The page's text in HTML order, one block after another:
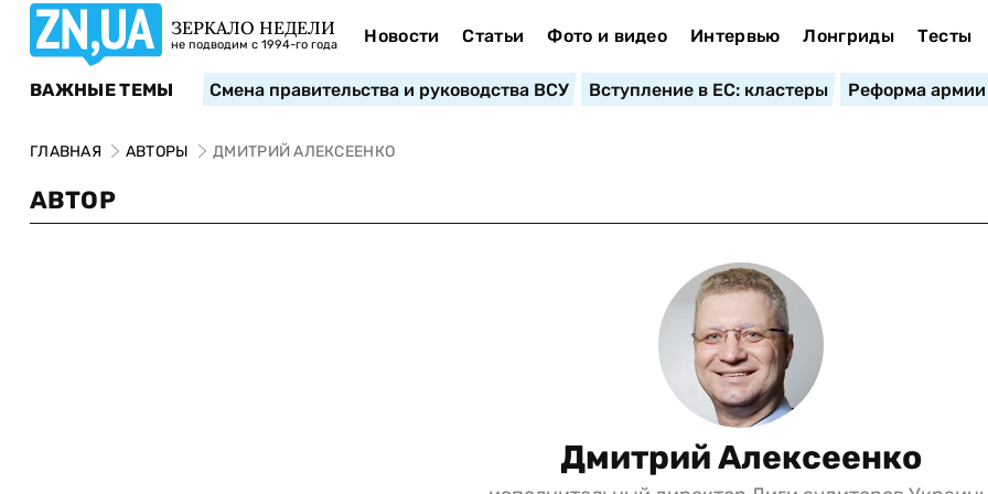
ЗЕРКАЛО НЕДЕЛИ
не подводим с 1994-го года Новости Статьи Фото и видео Интервью Лонгриды Тесты
ВАЖНЫЕ ТЕМЫ Смена правительства и руководства ВСУ Вступление в ЕС: кластеры Реформа армии
ГЛАВНАЯ АВТОРЫ ДМИТРИЙ АЛЕКСЕЕНКО
АВТОР
Дмитрий Алексеенко